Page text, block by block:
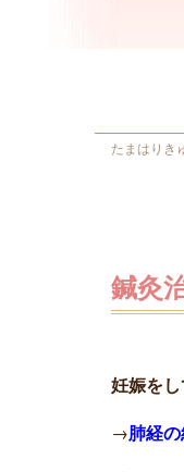
たまはりき
鍼灸
妊娠を
→肺経